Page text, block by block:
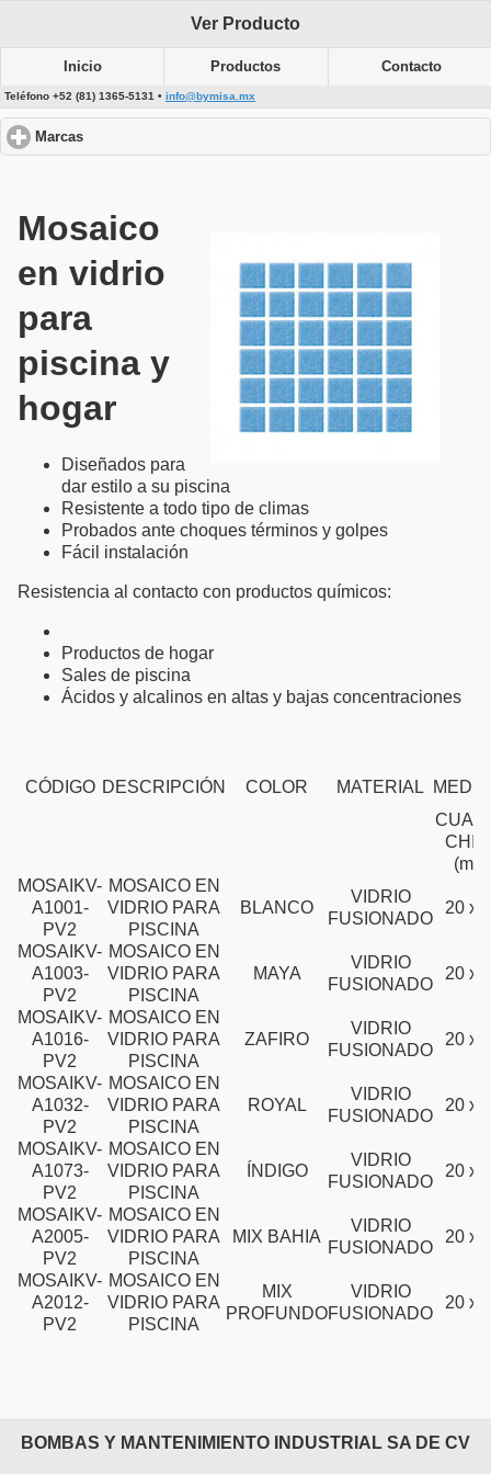
Ver Producto
Inicio Productos Contacto
Teléfono +52 (81) 1365-5131 • info@bymisa.mx
Marcas
Mosaico
en vidrio
para
piscina y
hogar
Diseñados para
dar estilo a su piscina
Resistente a todo tipo de climas
Probados ante choques términos y golpes
Fácil instalación
Resistencia al contacto con productos químicos:
Productos de hogar
Sales de piscina
Ácidos y alcalinos en altas y bajas concentraciones
CÓDIGO DESCRIPCIÓN COLOR MATERIAL
MOSAIKV-
A1001-
PV2
MOSAICO EN
VIDRIO PARA
PISCINA
BLANCO
VIDRIO
FUSIONADO
20 x
MOSAIKV-
A1003-
PV2
MOSAICO EN
VIDRIO PARA
PISCINA
MAYA
VIDRIO
FUSIONADO
20 x
MOSAIKV-
A1016-
PV2
MOSAICO EN
VIDRIO PARA
PISCINA
ZAFIRO
VIDRIO
FUSIONADO
20 x
MOSAIKV-
A1032-
PV2
MOSAICO EN
VIDRIO PARA
PISCINA
ROYAL
VIDRIO
FUSIONADO
20 x
MOSAIKV-
A1073-
PV2
MOSAICO EN
VIDRIO PARA
PISCINA
ÍNDIGO
VIDRIO
FUSIONADO
20 x
MOSAIKV-
A2005-
PV2
MOSAICO EN
VIDRIO PARA
PISCINA
MIX BAHIA
VIDRIO
FUSIONADO
20 x
MOSAIKV-
A2012-
PV2
MOSAICO EN
VIDRIO PARA
PISCINA
MIX
PROFUNDO
VIDRIO
FUSIONADO
20 x
BOMBAS Y MANTENIMIENTO INDUSTRIAL SA DE CV